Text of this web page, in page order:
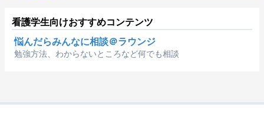
看護学生向けおすすめコンテンツ
悩んだらみんなに相談＠ラウンジ
勉強方法、わからないところなど何でも相談